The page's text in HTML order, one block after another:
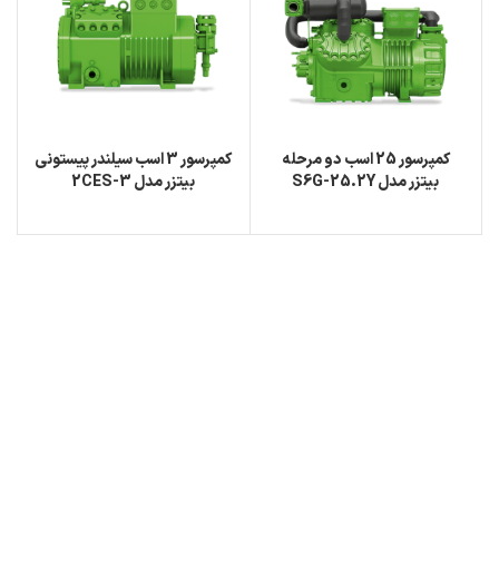
کمپرسور 25 اسب دو مرحله
بیتزر مدل S6G-25.2Y
کمپرسور 3 اسب سیلندر پیستونی
بیتزر مدل 2CES-3